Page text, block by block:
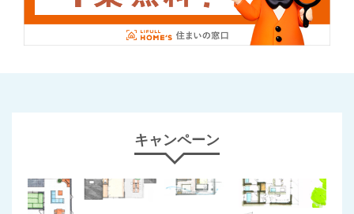
キャンペーン